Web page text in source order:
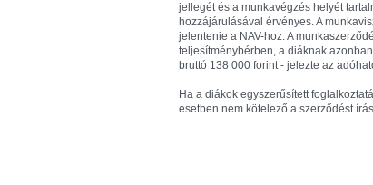
jellegét és a munkavégzés helyét
hozzájárulásával érvényes. A
jelentenie a NAV-hoz. A
teljesítménybérben, a diáknak
bruttó 138 000 forint - jelezte az
Ha a diákok egyszerűsített
esetben nem kötelező a szerződést